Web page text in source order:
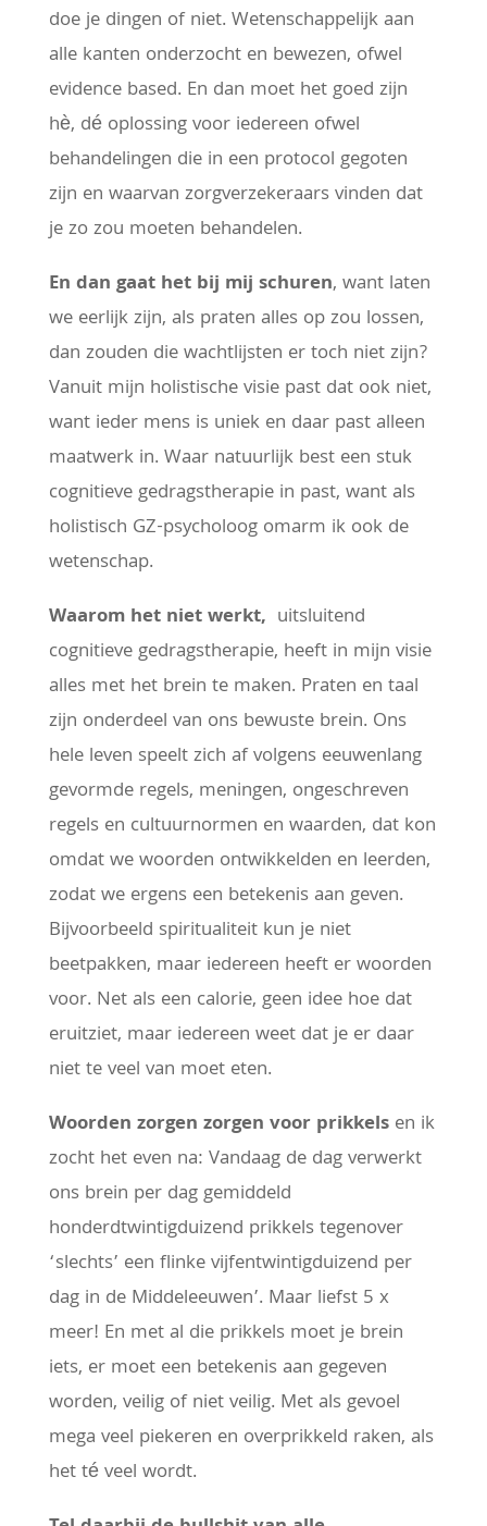
doe je dingen of niet. Wetenschappelijk aan
alle kanten onderzocht en bewezen, ofwel
evidence based. En dan moet het goed zijn
hè, dé oplossing voor iedereen ofwel
behandelingen die in een protocol gegoten
zijn en waarvan zorgverzekeraars vinden dat
je zo zou moeten behandelen.
En dan gaat het bij mij schuren, want laten
we eerlijk zijn, als praten alles op zou lossen,
dan zouden die wachtlijsten er toch niet zijn?
Vanuit mijn holistische visie past dat ook niet,
want ieder mens is uniek en daar past alleen
maatwerk in. Waar natuurlijk best een stuk
cognitieve gedragstherapie in past, want als
holistisch GZ-psycholoog omarm ik ook de
wetenschap.
Waarom het niet werkt, uitsluitend
cognitieve gedragstherapie, heeft in mijn visie
alles met het brein te maken. Praten en taal
zijn onderdeel van ons bewuste brein. Ons
hele leven speelt zich af volgens eeuwenlang
gevormde regels, meningen, ongeschreven
regels en cultuurnormen en waarden, dat kon
omdat we woorden ontwikkelden en leerden,
zodat we ergens een betekenis aan geven.
Bijvoorbeeld spiritualiteit kun je niet
beetpakken, maar iedereen heeft er woorden
voor. Net als een calorie, geen idee hoe dat
eruitziet, maar iedereen weet dat je er daar
niet te veel van moet eten.
Woorden zorgen zorgen voor prikkelsen ik
zocht het even na: Vandaag de dag verwerkt
ons brein per dag gemiddeld
honderdtwintigduizend prikkels tegenover
‘slechts’ een flinke vijfentwintigduizend per
dag in de Middeleeuwen’. Maar liefst 5 x
meer! En met al die prikkels moet je brein
iets, er moet een betekenis aan gegeven
worden, veilig of niet veilig. Met als gevoel
mega veel piekeren en overprikkeld raken, als
het té veel wordt.